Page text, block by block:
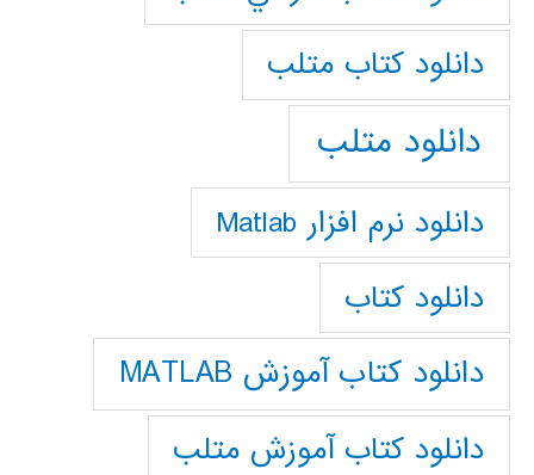
دانلود كتاب متلب
دانلود متلب
دانلود نرم افزار Matlab
دانلود کتاب
دانلود کتاب آموزش MATLAB
دانلود کتاب آموزش متلب